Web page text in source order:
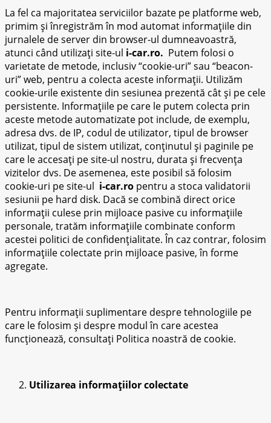
La fel ca majoritatea serviciilor bazate pe platforme web,
primim și înregistrăm în mod automat informațiile din
jurnalele de server din browser-ul dumneavoastră,
atunci când utilizați site-ul i-car.ro. Putem folosi o
varietate de metode, inclusiv “cookie-uri” sau “beacon-
uri” web, pentru a colecta aceste informații. Utilizăm
cookie-urile existente din sesiunea prezentă cât și pe cele
persistente. Informațiile pe care le putem colecta prin
aceste metode automatizate pot include, de exemplu,
adresa dvs. de IP, codul de utilizator, tipul de browser
utilizat, tipul de sistem utilizat, conținutul și paginile pe
care le accesați pe site-ul nostru, durata și frecvența
vizitelor dvs. De asemenea, este posibil să folosim
cookie-uri pe site-ul i-car.ro pentru a stoca validatorii
sesiunii pe hard disk. Dacă se combină direct orice
informații culese prin mijloace pasive cu informațiile
personale, tratăm informațiile combinate conform
acestei politici de confidențialitate. În caz contrar, folosim
informațiile colectate prin mijloace pasive, în forme
agregate.
Pentru informații suplimentare despre tehnologiile pe
care le folosim și despre modul în care acestea
funcționează, consultați Politica noastră de cookie.
Utilizarea informațiilor colectate